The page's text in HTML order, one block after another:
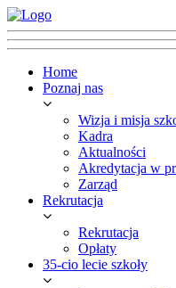
Home
Poznaj nas
Wizja i misja
Kadra
Aktualności
Akredytacja w
Zarząd
Rekrutacja
Rekrutacja
Opłaty
35-cio lecie szkoły